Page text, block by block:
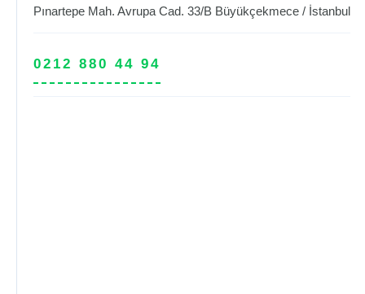
Pınartepe Mah. Avrupa Cad. 33/B Büyükçekmece / İstanbul
0212 880 44 94